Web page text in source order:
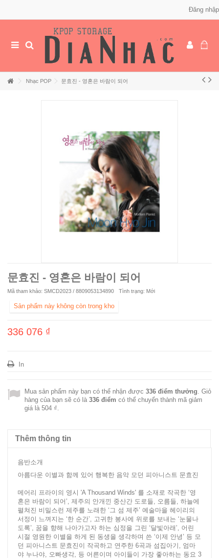
Đăng nhập
Nhạc POP 문효진 - 영혼은 바람이 되어
문효진 - 영혼은 바람이 되어
Mã tham khảo: SMCD2023 / 8809053134890 Tình trạng: Mới
Sản phẩm này không còn trong kho
336 076 ₫
In
Mua sản phẩm này bạn có thể nhận được 336 điểm thưởng . Giỏ
hàng của bạn sẽ có là 336 điểm có thể chuyển thành mã giảm
giá là 504 ₫
Thêm thông tin
음반소개
아름다운 이별과 함께 있어 행복한 음악 모던 피아니스트 문효진
메어리 프라이의 영시 'A Thousand Winds' 를 소재로 작곡한 ‘영
혼은 바람이 되어’, 제주의 안개낀 중산간 도로들, 오름들, 하늘에
펼쳐진 비밀스런 제주를 노래한 ‘그 섬 제주’ 예술마을 헤이리의
서정이 느껴지는 ‘한 순간’, 고귀한 봉사에 위로를 보내는 ‘눈물나
도록’, 꿈을 향해 나아가고자 하는 심정을 그린 ‘달빛아래’, 어린
시절 영원한 이별을 하게 된 동생을 생각하며 쓴 ‘이제 안녕’ 등 모
던 피아니스트 문효진이 작곡하고 연주한 6곡과 섬집아기, 엄마
야 누나야, 오빠생각, 등 어른이며 아이들이 가장 좋아하는 동요 3